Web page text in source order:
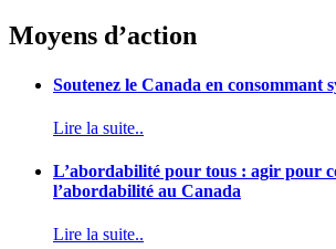
Moyens d’action
Soutenez le Canada en consommant
Lire la suite..
L’abordabilité pour tous : agir pour
l’abordabilité au Canada
Lire la suite..